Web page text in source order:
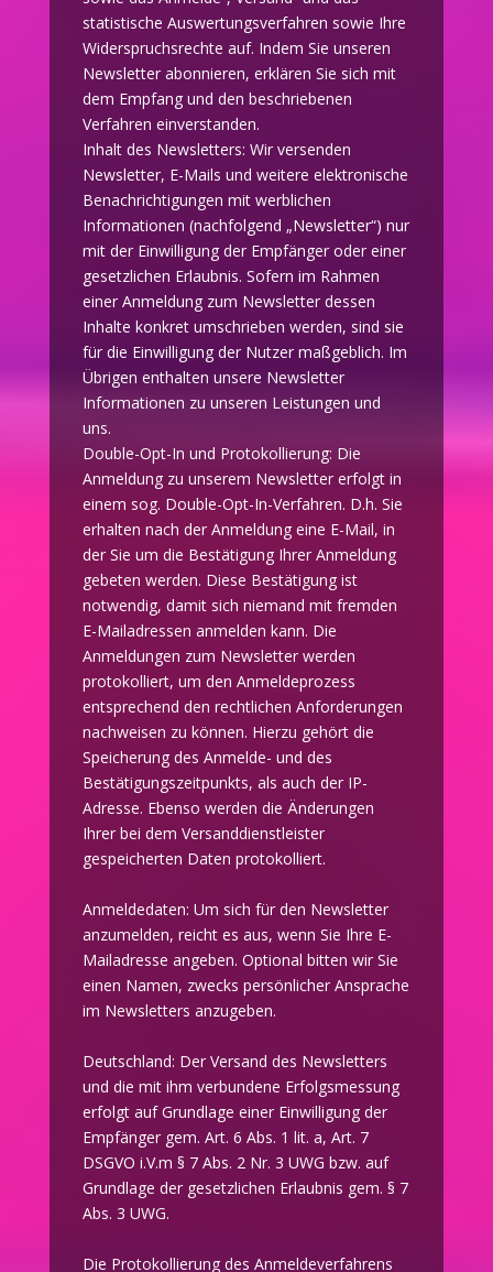
statistische Auswertungsverfahren sowie Ihre
Widerspruchsrechte auf. Indem Sie unseren
Newsletter abonnieren, erklären Sie sich mit
dem Empfang und den beschriebenen
Verfahren einverstanden.
Inhalt des Newsletters: Wir versenden
Newsletter, E-Mails und weitere elektronische
Benachrichtigungen mit werblichen
Informationen (nachfolgend „Newsletter“) nur
mit der Einwilligung der Empfänger oder einer
gesetzlichen Erlaubnis. Sofern im Rahmen
einer Anmeldung zum Newsletter dessen
Inhalte konkret umschrieben werden, sind sie
für die Einwilligung der Nutzer maßgeblich. Im
Übrigen enthalten unsere Newsletter
Informationen zu unseren Leistungen und
uns.
Double-Opt-In und Protokollierung: Die
Anmeldung zu unserem Newsletter erfolgt in
einem sog. Double-Opt-In-Verfahren. D.h. Sie
erhalten nach der Anmeldung eine E-Mail, in
der Sie um die Bestätigung Ihrer Anmeldung
gebeten werden. Diese Bestätigung ist
notwendig, damit sich niemand mit fremden
E-Mailadressen anmelden kann. Die
Anmeldungen zum Newsletter werden
protokolliert, um den Anmeldeprozess
entsprechend den rechtlichen Anforderungen
nachweisen zu können. Hierzu gehört die
Speicherung des Anmelde- und des
Bestätigungszeitpunkts, als auch der IP-
Adresse. Ebenso werden die Änderungen
Ihrer bei dem Versanddienstleister
gespeicherten Daten protokolliert.
Anmeldedaten: Um sich für den Newsletter
anzumelden, reicht es aus, wenn Sie Ihre E-
Mailadresse angeben. Optional bitten wir Sie
einen Namen, zwecks persönlicher Ansprache
im Newsletters anzugeben.
Deutschland: Der Versand des Newsletters
und die mit ihm verbundene Erfolgsmessung
erfolgt auf Grundlage einer Einwilligung der
Empfänger gem. Art. 6 Abs. 1 lit. a, Art. 7
DSGVO i.V.m § 7 Abs. 2 Nr. 3 UWG bzw. auf
Grundlage der gesetzlichen Erlaubnis gem. § 7
Abs. 3 UWG.
Die Protokollierung des Anmeldeverfahrens